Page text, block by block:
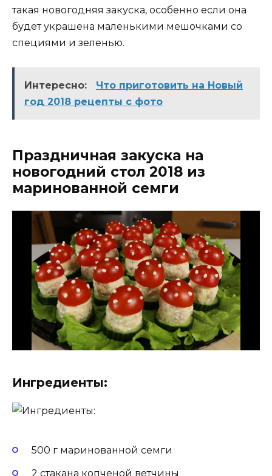
такая новогодняя закуска, особенно если она
будет украшена маленькими мешочками со
специями и зеленью.
Интересно:
Что приготовить на Новый
год 2018 рецепты с фото
Праздничная закуска на
новогодний стол 2018 из
маринованной семги
Ингредиенты:
500 г маринованной семги
2 стакана копченой ветчины